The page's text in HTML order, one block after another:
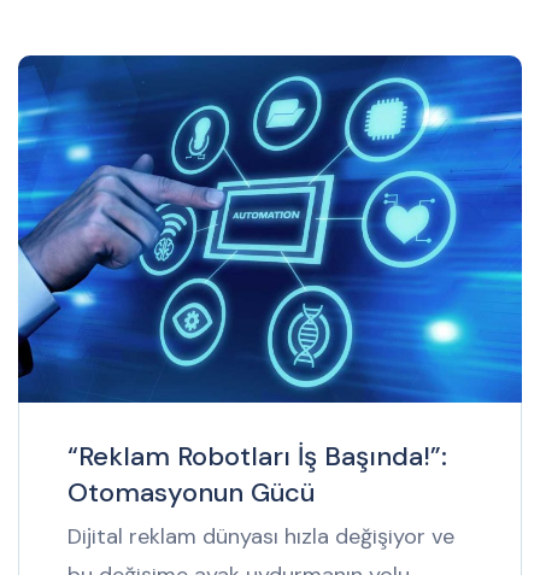
“Reklam Robotları İş Başında!”:
Otomasyonun Gücü
Dijital reklam dünyası hızla değişiyor ve